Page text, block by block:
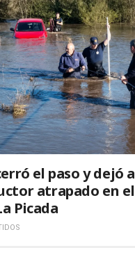
el paso y dejó a
atrapado en el
Picada